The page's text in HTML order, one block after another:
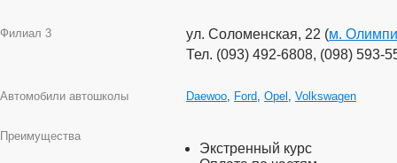
Филиал 3 ул. Соломенская, 22 (м.
Тел. (093) 492-6808, (098) 593-
Автомобили автошколы Daewoo, Ford, Opel , Volkswagen
Преимущества
Экстренный курс